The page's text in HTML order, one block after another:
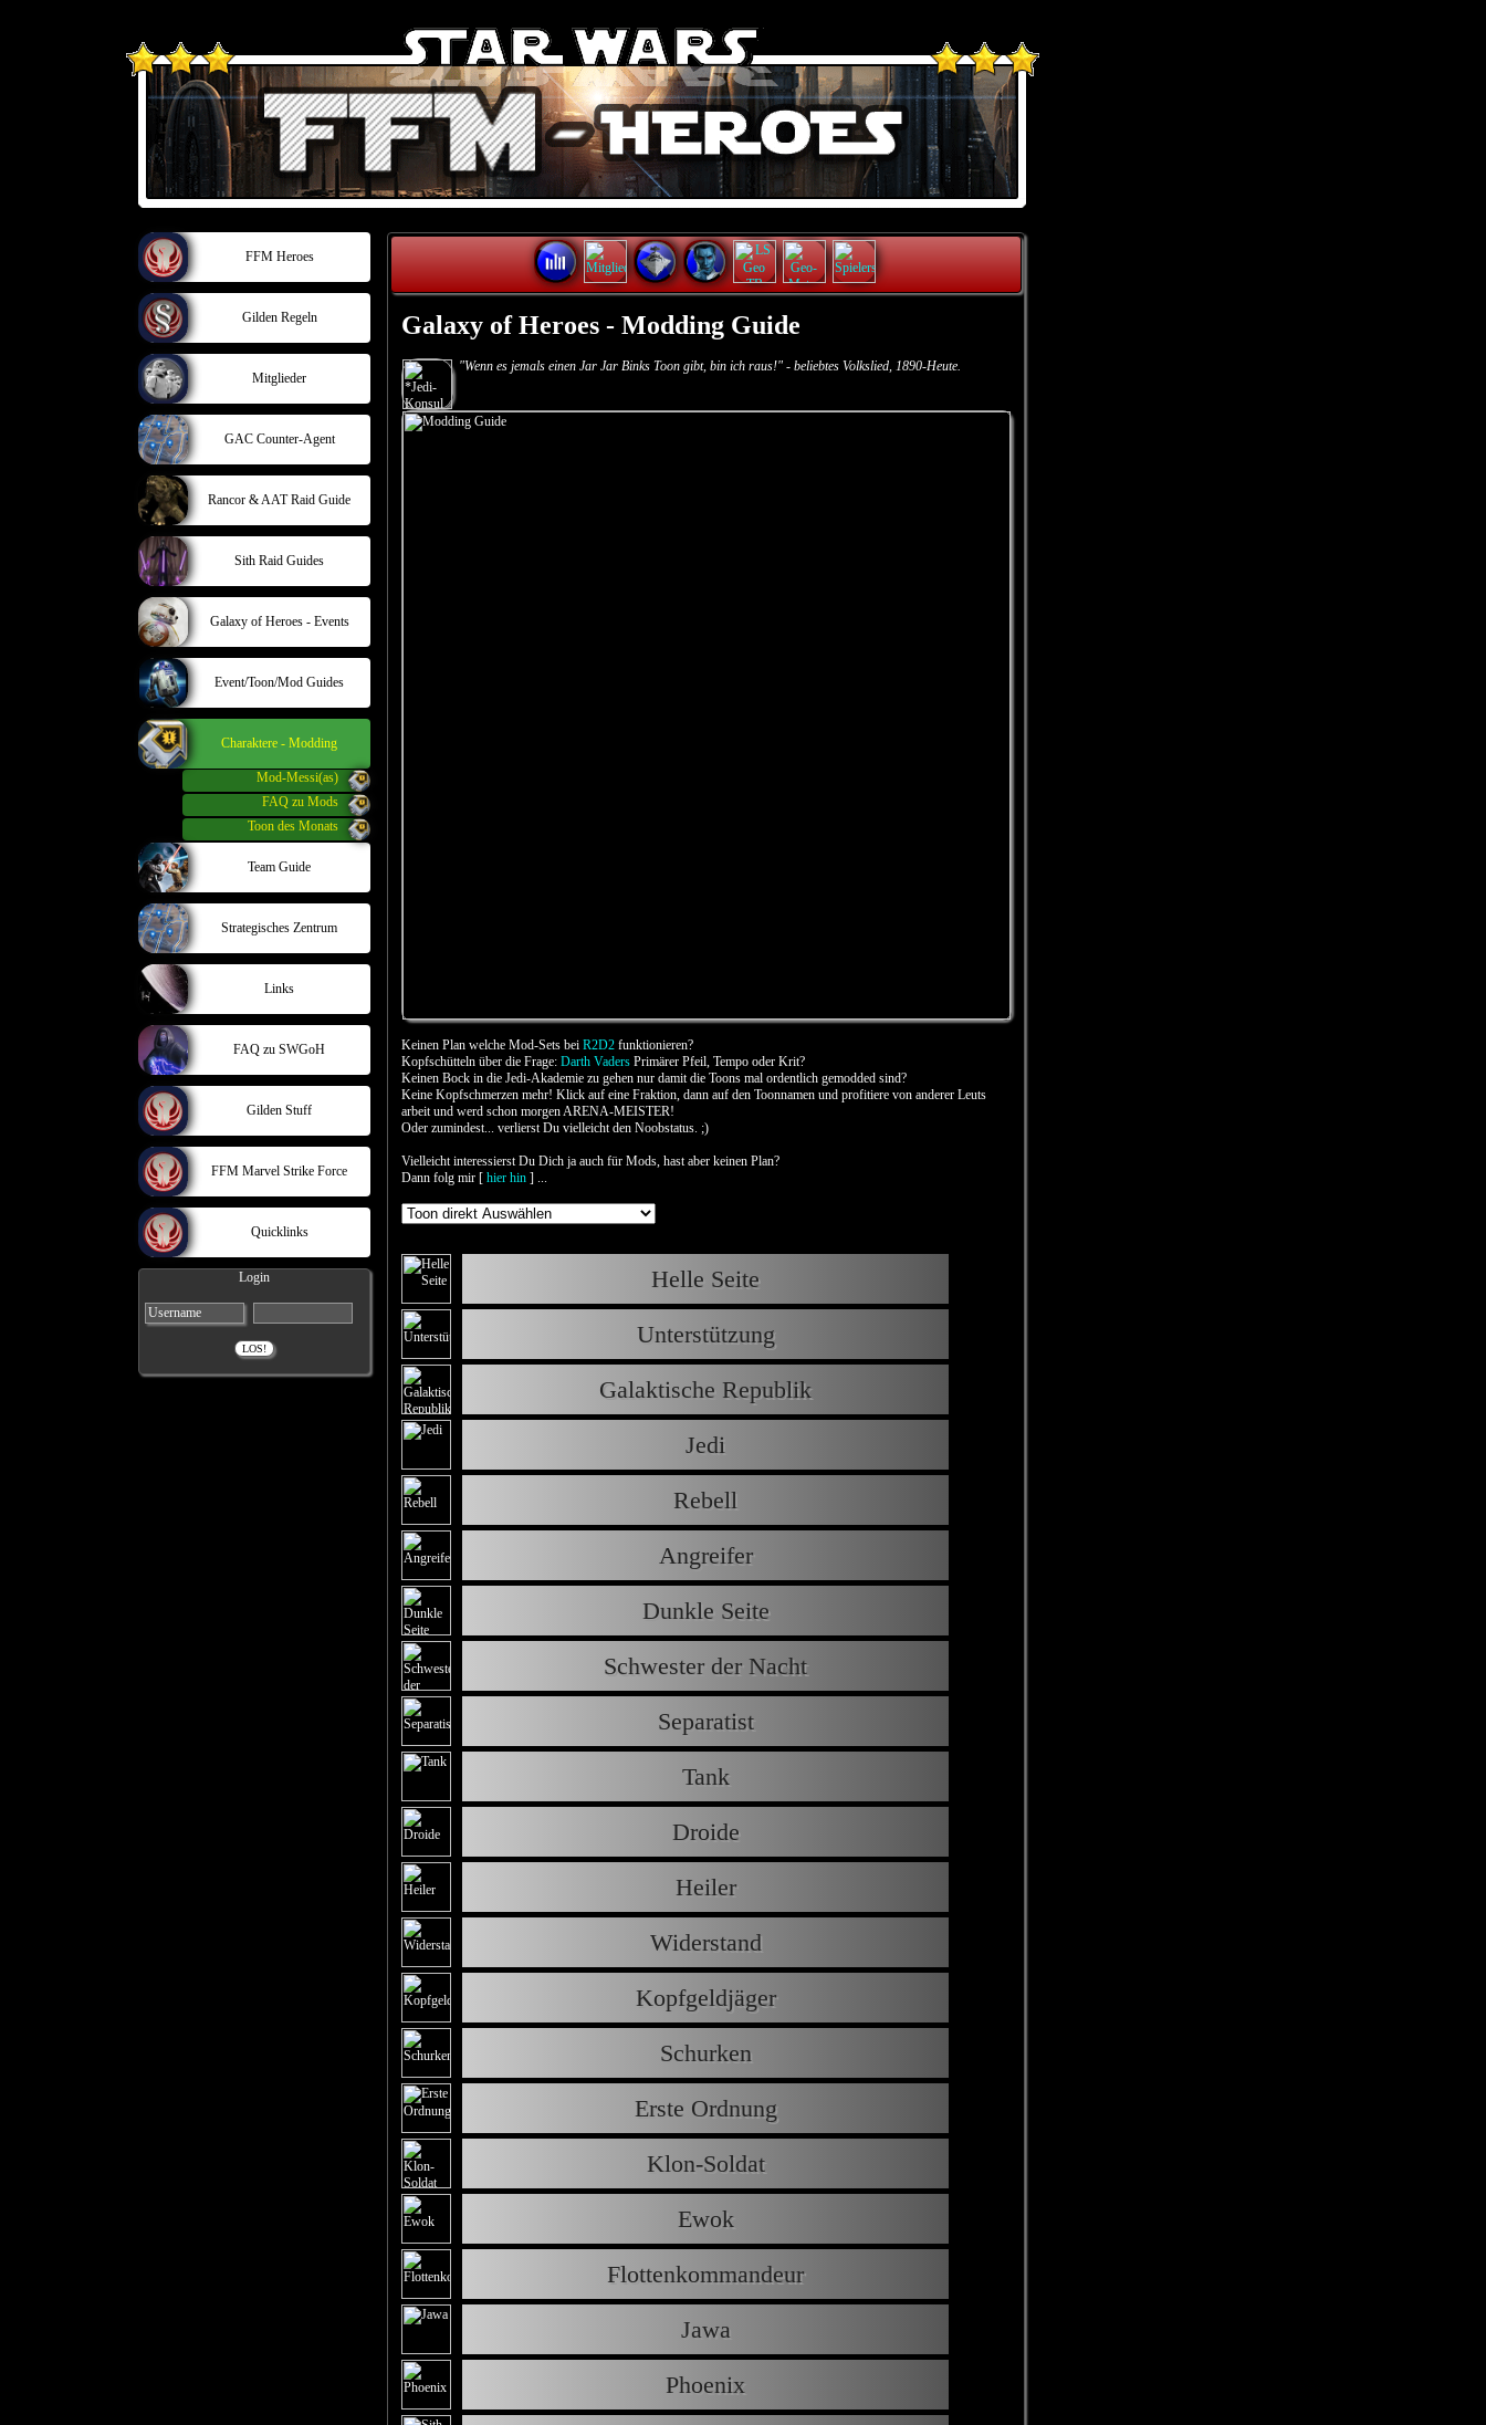
FFM Heroes
Gilden Regeln
Mitglieder
GAC Counter-Agent
Rancor & AAT Raid Guide
Sith Raid Guides
Galaxy of Heroes - Events
Event/Toon/Mod Guides
Charaktere - Modding
Mod-Messi(as)
FAQ zu Mods
Toon des Monats
Team Guide
Strategisches Zentrum
Links
FAQ zu SWGoH
Gilden Stuff
FFM Marvel Strike Force
Quicklinks
Login
Galaxy of Heroes - Modding Guide
"Wenn es jemals einen Jar Jar Binks Toon gibt, bin ich raus!" - beliebtes Volkslied, 1890-Heute.
Keinen Plan welche Mod-Sets bei R2D2 funktionieren?
Kopfschütteln über die Frage: Darth Vaders Primärer Pfeil, Tempo oder Krit?
Keinen Bock in die Jedi-Akademie zu gehen nur damit die Toons mal ordentlich gemodded sind?
Keine Kopfschmerzen mehr! Klick auf eine Fraktion, dann auf den Toonnamen und profitiere von anderer Leuts
arbeit und werd schon morgen ARENA-MEISTER!
Oder zumindest... verlierst Du vielleicht den Noobstatus. ;)
Vielleicht interessierst Du Dich ja auch für Mods, hast aber keinen Plan?
Dann folg mir [ hier hin ] ...
Helle Seite
Unterstützung
Galaktische Republik
Jedi
Rebell
Angreifer
Dunkle Seite
Schwester der Nacht
Separatist
Tank
Droide
Heiler
Widerstand
Kopfgeldjäger
Schurken
Erste Ordnung
Klon-Soldat
Ewok
Flottenkommandeur
Jawa
Phoenix